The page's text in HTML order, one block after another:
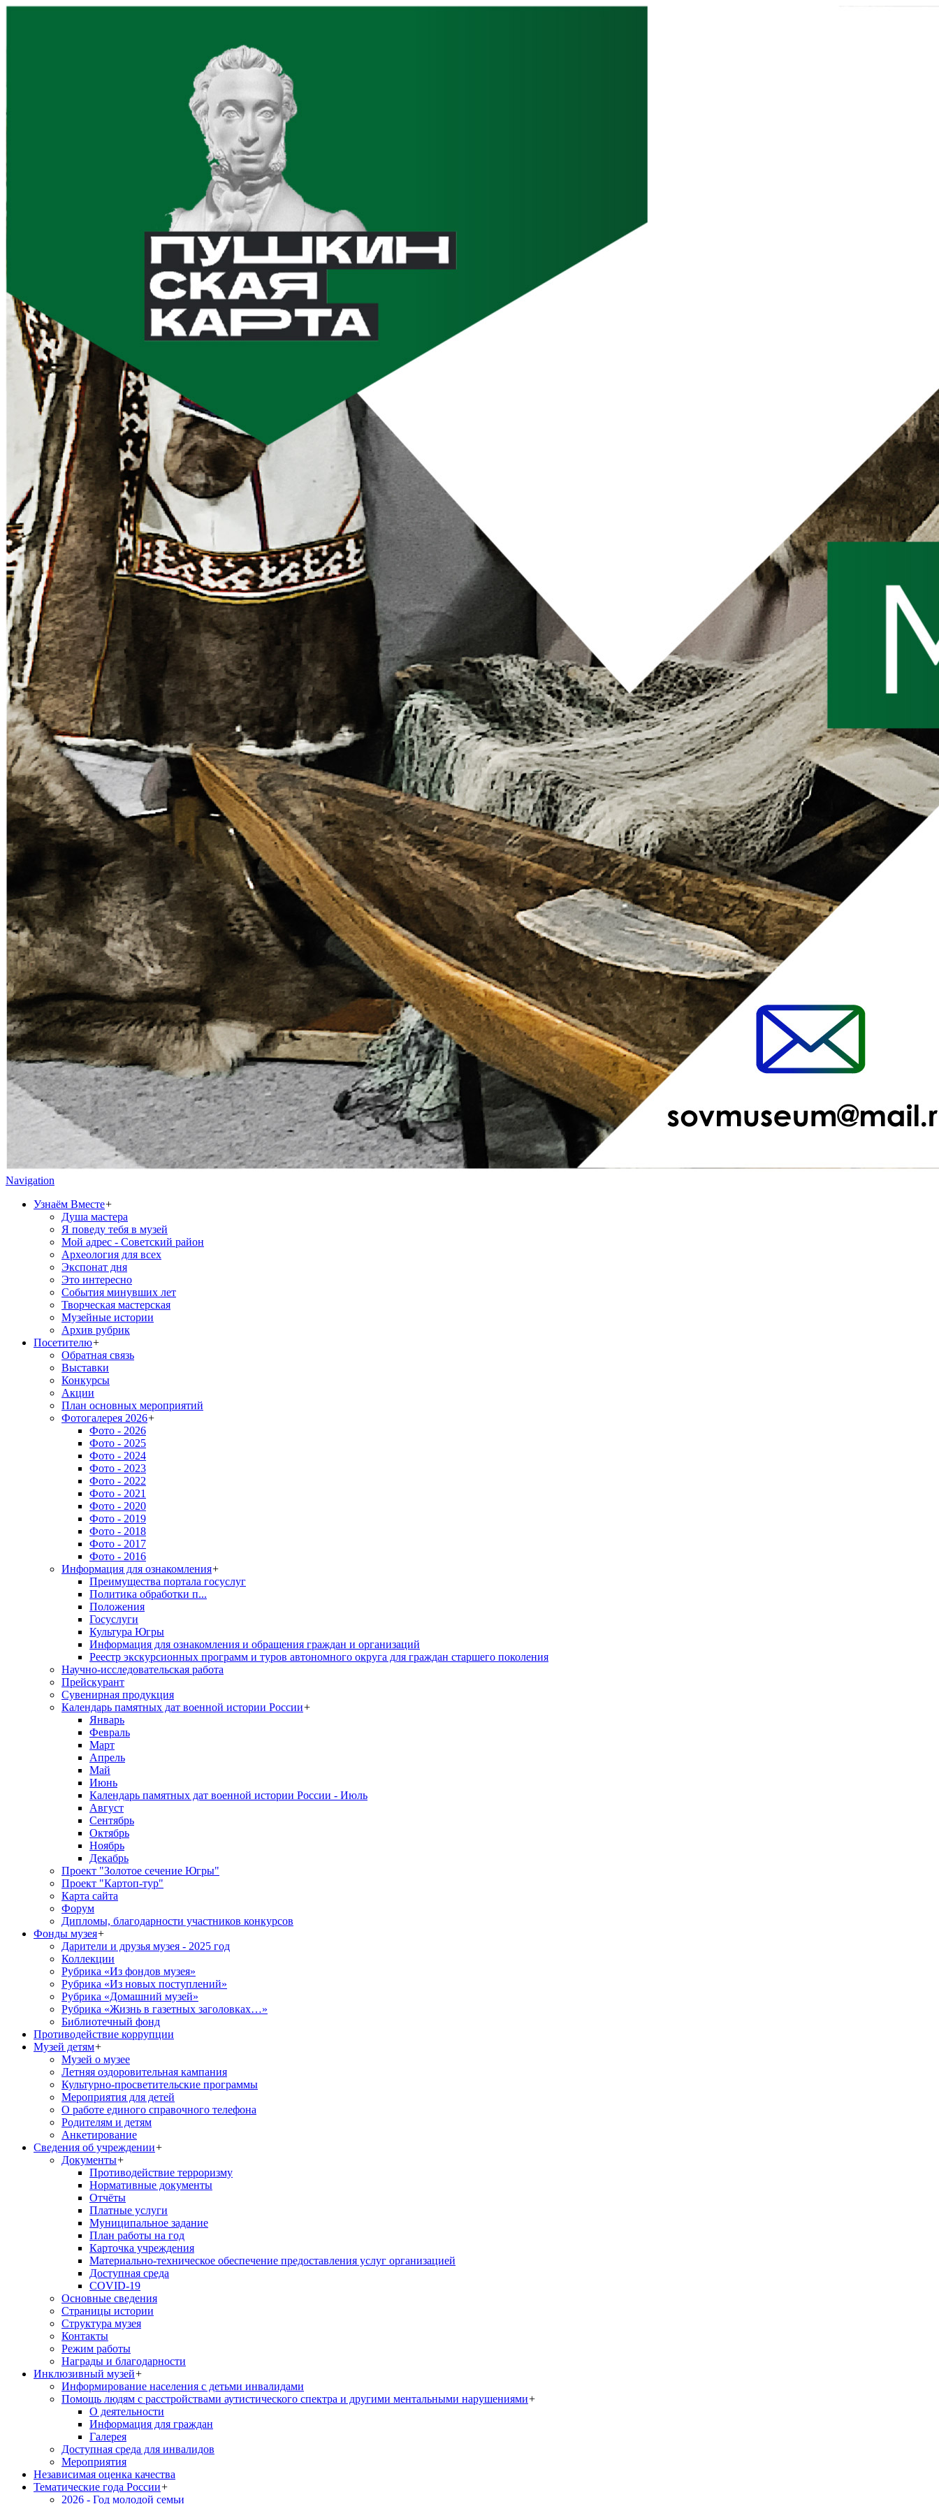
Navigation
Узнаём Вместе+
Душа мастера
Я поведу тебя в музей
Мой адрес - Советский район
Археология для всех
Экспонат дня
Это интересно
События минувших лет
Творческая мастерская
Музейные истории
Архив рубрик
Посетителю+
Обратная связь
Выставки
Конкурсы
Акции
План основных мероприятий
Фотогалерея 2026+
Фото - 2026
Фото - 2025
Фото - 2024
Фото - 2023
Фото - 2022
Фото - 2021
Фото - 2020
Фото - 2019
Фото - 2018
Фото - 2017
Фото - 2016
Информация для ознакомления+
Преимущества портала госуслуг
Политика обработки п...
Положения
Госуслуги
Культура Югры
Информация для ознакомления и обращения граждан и организаций
Реестр экскурсионных программ и туров автономного округа для граждан старшего поколения
Научно-исследовательская работа
Прейскурант
Сувенирная продукция
Календарь памятных дат военной истории России+
Январь
Февраль
Март
Апрель
Май
Июнь
Календарь памятных дат военной истории России - Июль
Август
Сентябрь
Октябрь
Ноябрь
Декабрь
Проект "Золотое сечение Югры"
Проект "Картоп-тур"
Карта сайта
Форум
Дипломы, благодарности участников конкурсов
Фонды музея+
Дарители и друзья музея - 2025 год
Коллекции
Рубрика «Из фондов музея»
Рубрика «Из новых поступлений»
Рубрика «Домашний музей»
Рубрика «Жизнь в газетных заголовках…»
Библиотечный фонд
Противодействие коррупции
Музей детям+
Музей о музее
Летняя оздоровительная кампания
Культурно-просветительские программы
Мероприятия для детей
О работе единого справочного телефона
Родителям и детям
Анкетирование
Сведения об учреждении+
Документы+
Противодействие терроризму
Нормативные документы
Отчёты
Платные услуги
Муниципальное задание
План работы на год
Карточка учреждения
Материально-техническое обеспечение предоставления услуг организацией
Доступная среда
COVID-19
Основные сведения
Страницы истории
Структура музея
Контакты
Режим работы
Награды и благодарности
Инклюзивный музей+
Информирование населения с детьми инвалидами
Помощь людям с расстройствами аутистического спектра и другими ментальными нарушениями+
О деятельности
Информация для граждан
Галерея
Доступная среда для инвалидов
Мероприятия
Независимая оценка качества
Тематические года России+
2026 - Год молодой семьи